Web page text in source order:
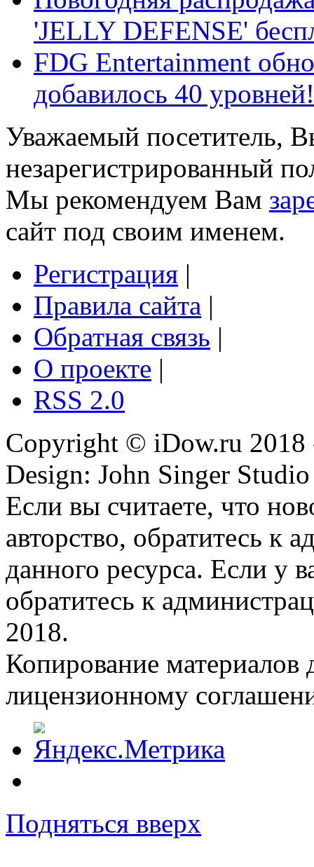
'JELLY DEFENSE'
FDG Entertainment
добавилось 40 уровней!
Уважаемый посетитель,
незарегистрированный
Мы рекомендуем Вам
сайт под своим именем.
Регистрация |
Правила сайта |
Обратная связь |
О проекте |
RSS 2.0
Copyright © iDow.ru 2018
Design: John Singer Studio
Если вы считаете, что
авторство, обратитесь к
данного ресурса. Если у
обратитесь к
2018.
Копирование материалов
лицензионному
Подняться вверх